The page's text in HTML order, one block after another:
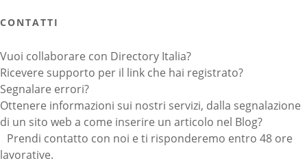
CONTATTI
Vuoi collaborare con Directory Italia?
Ricevere supporto per il link che hai registrato?
Segnalare errori?
Ottenere informazioni sui nostri servizi, dalla segnalazione
di un sito web a come inserire un articolo nel Blog?
Prendi contatto con noi e ti risponderemo entro 48 ore
lavorative.